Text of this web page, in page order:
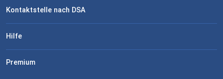
Kontaktstelle nach DSA
Hilfe
Premium